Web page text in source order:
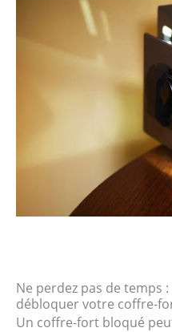
Ne perdez pas de temps
débloquer votre coffre-
Un coffre-fort bloqué